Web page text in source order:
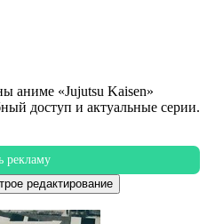
аниме «Jujutsu Kaisen»
доступ и актуальные серии.
рекламу
редактирование